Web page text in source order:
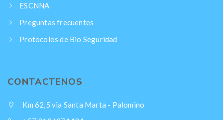
ESCNNA
Preguntas frecuentes
Protocolos de Bio Seguridad
CONTACTENOS
Km 62,5 via Santa Marta - Palomino